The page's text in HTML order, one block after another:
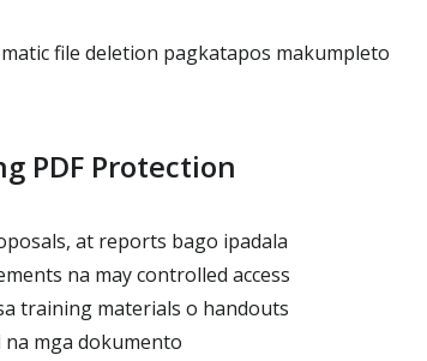
file deletion pagkatapos makumpleto
PDF Protection
at reports bago ipadala
na may controlled access
training materials o handouts
mga dokumento